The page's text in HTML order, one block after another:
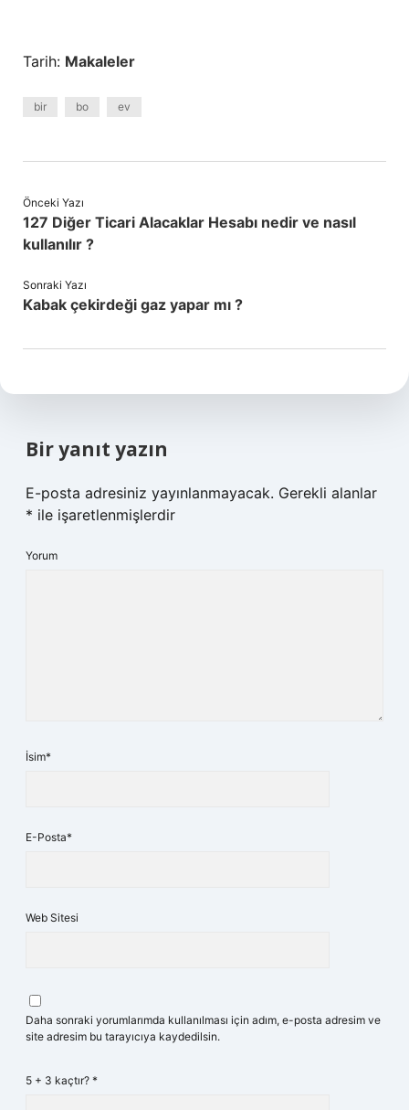
Tarih: Makaleler
bir bo ev
Önceki Yazı
127 Diğer Ticari Alacaklar Hesabı nedir ve nasıl
kullanılır ?
Sonraki Yazı
Kabak çekirdeği gaz yapar mı ?
Bir yanıt yazın
E-posta adresiniz yayınlanmayacak. Gerekli alanlar
* ile işaretlenmişlerdir
Yorum
İsim*
E-Posta*
Web Sitesi
Daha sonraki yorumlarımda kullanılması için adım, e-posta adresim ve
site adresim bu tarayıcıya kaydedilsin.
5 + 3 kaçtır? *